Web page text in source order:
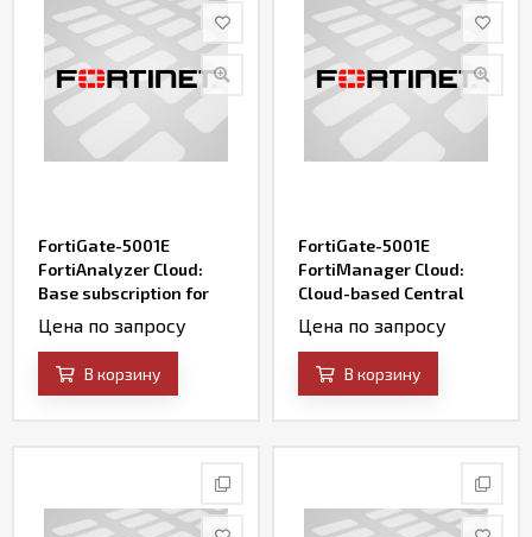
FortiGate-5001E
FortiAnalyzer Cloud:
Base subscription for
Cloud-based Events
Management &
Analytics Service
Цена по запросу
В корзину
FortiGate-5001E
FortiManager Cloud:
Cloud-based Central
Management &
Orchestration Service
Цена по запросу
В корзину